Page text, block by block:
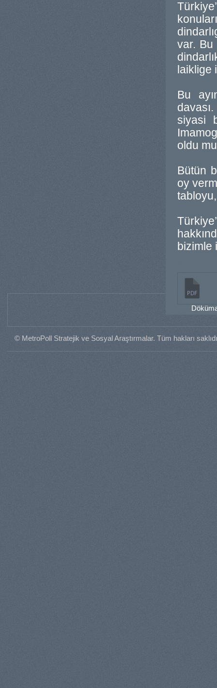
var. Bu
laiklige
Bu
siyasi
oldu
Bütün
oy
bizimle
© MetroPoll Stratejik ve Sosyal Araştırmalar. Tüm hakları